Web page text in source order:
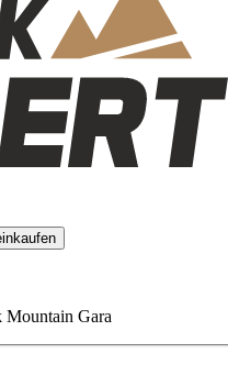
Mountain Gara